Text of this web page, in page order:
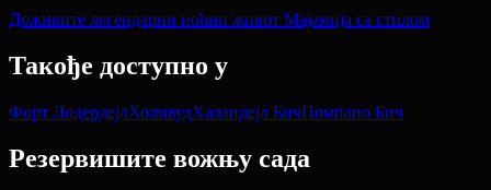
Доживите легендарни ноћни живот Мајамија са стилом
Такође доступно у
Форт ЛодердејлХоливудХаландејл БичПомпано Бич
Резервишите вожњу сада